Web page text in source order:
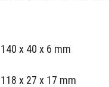
140 x 40 x 6 mm
118 x 27 x 17 mm